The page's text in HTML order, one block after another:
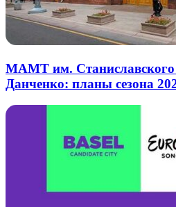
МАМТ им.
Данченко: планы сезона